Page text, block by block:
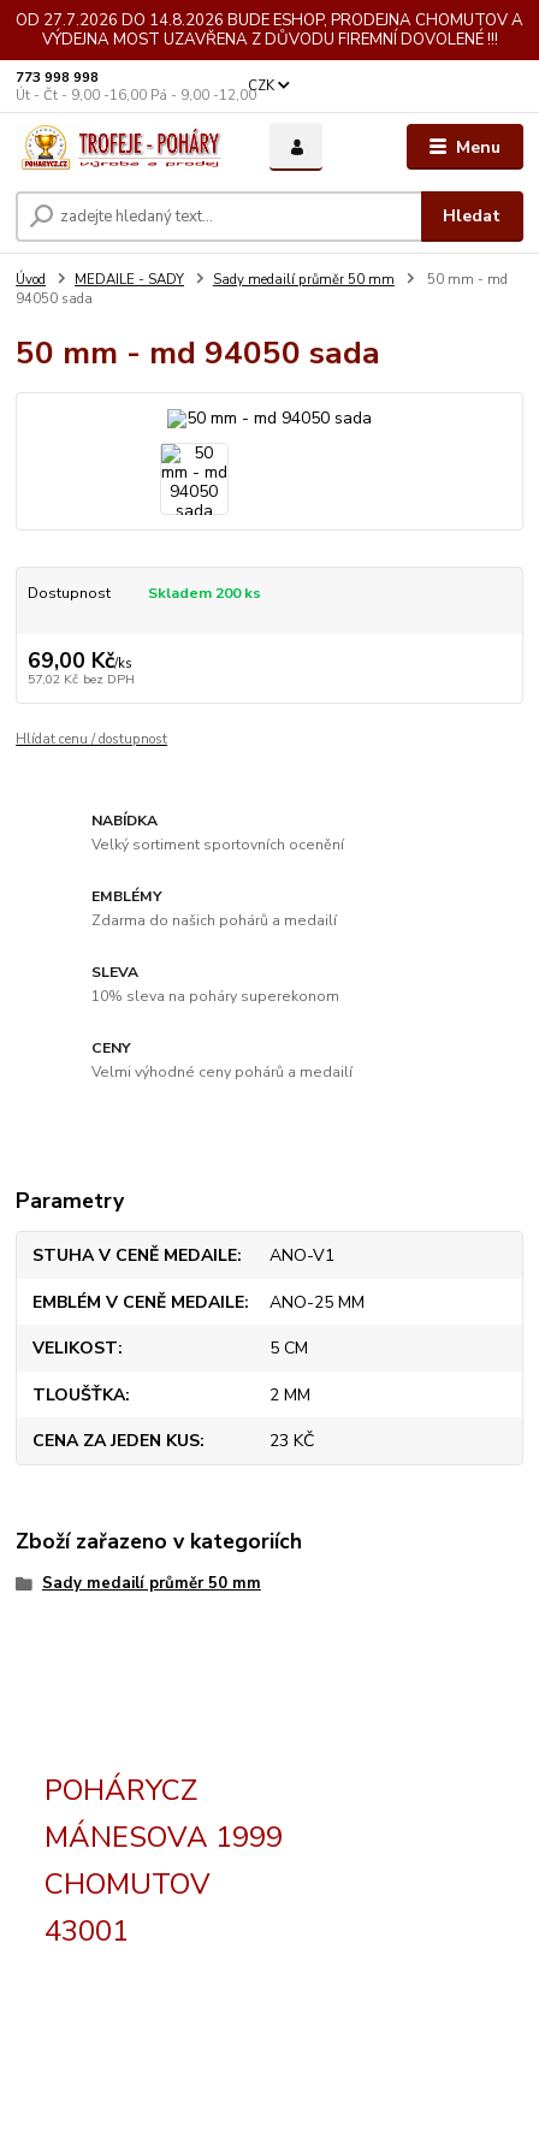
OD 27.7.2026 DO 14.8.2026 BUDE ESHOP, PRODEJNA CHOMUTOV A
VÝDEJNA MOST UZAVŘENA Z DŮVODU FIREMNÍ DOVOLENÉ !!!
Menu
CZK
Hledat
773 998 998
Út - Čt - 9,00 -16,00 Pá - 9,00 -12,00
Úvod MEDAILE - SADY Sady medailí průměr 50 mm
50 mm - md
94050 sada
50 mm - md 94050 sada
Dostupnost Skladem 200 ks
69,00 Kč/ks
57,02 Kč bez DPH
Hlídat cenu / dostupnost
NABÍDKA
Velký sortiment sportovních ocenění
EMBLÉMY
Zdarma do našich pohárů a medailí
SLEVA
10% sleva na poháry superekonom
CENY
Velmi výhodné ceny pohárů a medailí
Parametry
STUHA V CENĚ MEDAILE ANO-V1
EMBLÉM V CENĚ MEDAILE ANO-25 MM
VELIKOST 5 CM
TLOUŠŤKA 2 MM
CENA ZA JEDEN KUS 23 KČ
Zboží zařazeno v kategoriích
Sady medailí průměr 50 mm
POHÁRYCZ
MÁNESOVA 1999
CHOMUTOV
43001